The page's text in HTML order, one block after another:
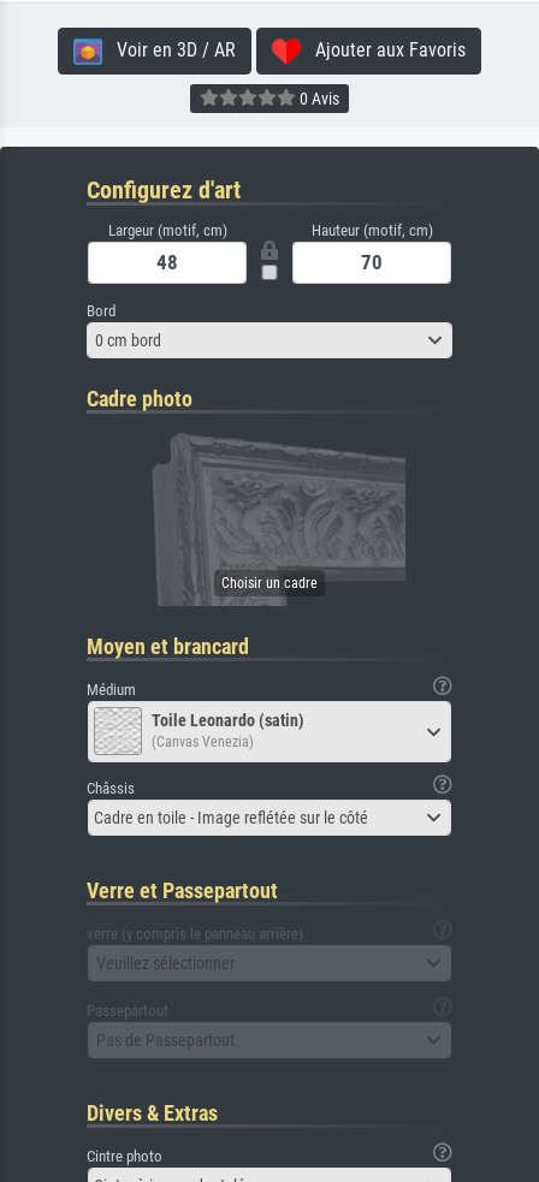
Voir en 3D / AR Ajouter aux Favoris
0 Avis
Configurez d'art
Largeur (motif, cm) Hauteur (motif, cm)
Bord
0 cm bord
Cadre photo
Moyen et brancard
Médium
Toile Leonardo (satin)
(Canvas Venezia)
Châssis
Cadre en toile - Image reflétée sur le côté
Verre et Passepartout
verre (y compris le panneau arrière)
Veuillez sélectionner
Passepartout
Pas de Passepartout
Divers & Extras
Cintre photo